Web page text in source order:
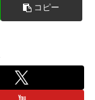
コピー